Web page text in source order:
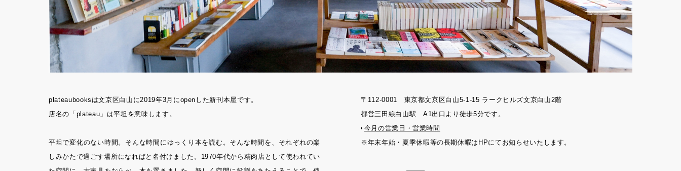
plateaubooksは文京区白山に2019年3月にopenした新刊本屋です。
店名の「plateau」は平坦を意味します。
平坦で変化のない時間。そんな時間にゆっくり本を読む。そんな時間を、それぞれの楽
しみかたで過ごす場所になればと名付けました。1970年代から精肉店として使われてい
〒112-0001 東京都文京区白山5-1-15 ラークヒルズ文京白山2階
都営三田線白山駅 A1出口より徒歩5分です。
今月の営業日・営業時間
※年末年始・夏季休暇等の長期休暇はHPにてお知らせいたします。